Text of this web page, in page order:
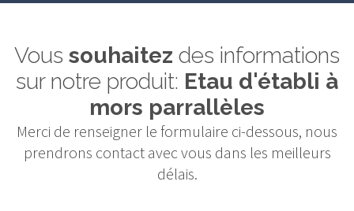
Vous souhaitez des informations
sur notre produit: Etau d'établi à
mors parrallèles
Merci de renseigner le formulaire ci-dessous, nous
prendrons contact avec vous dans les meilleurs
délais.